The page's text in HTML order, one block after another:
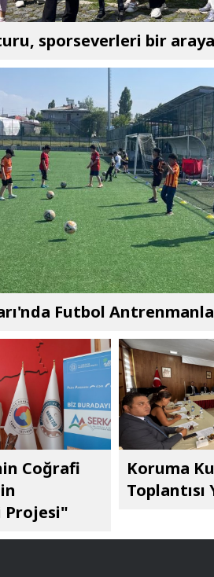
sporseverleri bir
Futbol
Coğrafi
Projesi"
Koruma
Toplantısı